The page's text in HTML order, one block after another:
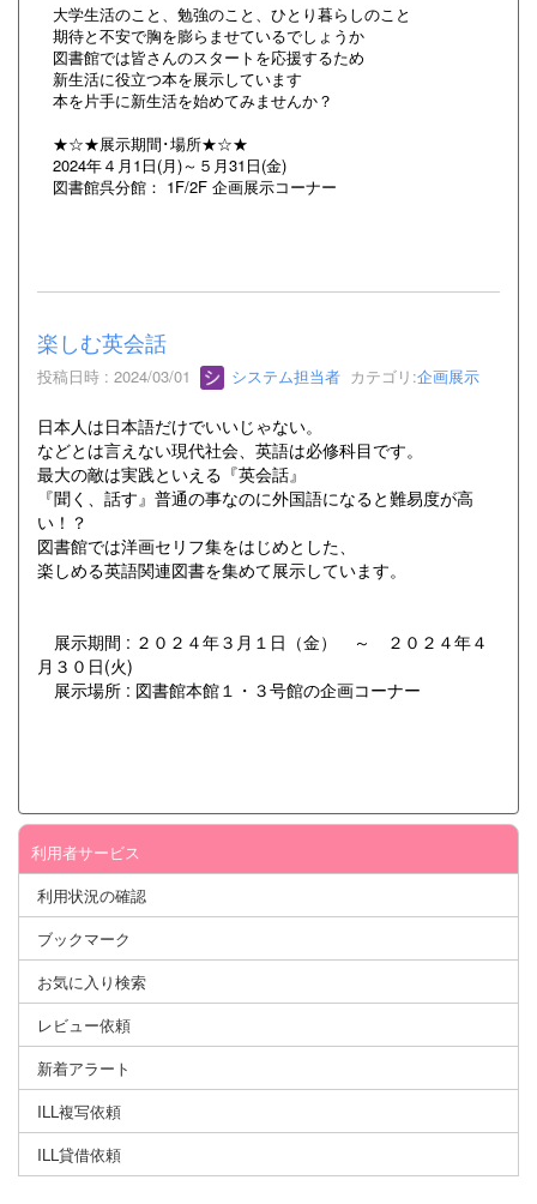
大学生活のこと、勉強のこと、ひとり暮らしのこと
期待と不安で胸を膨らませているでしょうか
図書館では皆さんのスタートを応援するため
新生活に役立つ本を展示しています
本を片手に新生活を始めてみませんか？
★☆★展示期間･場所★☆★
2024年４月1日(月)～５月31日(金)
図書館呉分館： 1F/2F 企画展示コーナー
楽しむ英会話
投稿日時 : 2024/03/01 システム担当者 カテゴリ:企画展示
日本人は日本語だけでいいじゃない。
などとは言えない現代社会、英語は必修科目です。
最大の敵は実践といえる『英会話』
『聞く、話す』普通の事なのに外国語になると難易度が高
い！？
図書館では洋画セリフ集をはじめとした、
楽しめる英語関連図書を集めて展示しています。
展示期間 : ２０２４年３月１日（金） ～ ２０２４年４
月３０日(火)
展示場所 : 図書館本館１・３号館の企画コーナー
利用者サービス
利用状況の確認
ブックマーク
お気に入り検索
レビュー依頼
新着アラート
ILL複写依頼
ILL貸借依頼